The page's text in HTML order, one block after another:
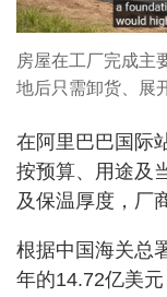
房屋在工厂完成主
地后只需卸货、展
在阿里巴巴国际
按预算、用途及
及保温厚度，厂
根据中国海关总
年的14.72亿美